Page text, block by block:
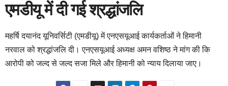
एमडीयू में दी गई श्रद्धांजलि
महर्षि दयानंद यूनिवर्सिटी (एमडीयू) में एनएसयूआई कार्यकर्ताओं ने हिमानी
नरवाल को श्रद्धांजलि दी। एनएसयूआई अध्यक्ष अमन वशिष्ठ ने मांग की कि
आरोपी को जल्द से जल्द सजा मिले और हिमानी को न्याय दिलाया जाए।